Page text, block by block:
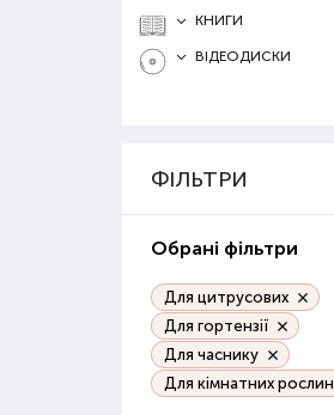
КНИГИ
ВІДЕОДИСКИ
ФІЛЬТРИ
Обрані фільтри
Для цитрусових
Для гортензії
Для часнику
Для кімнатних рослин